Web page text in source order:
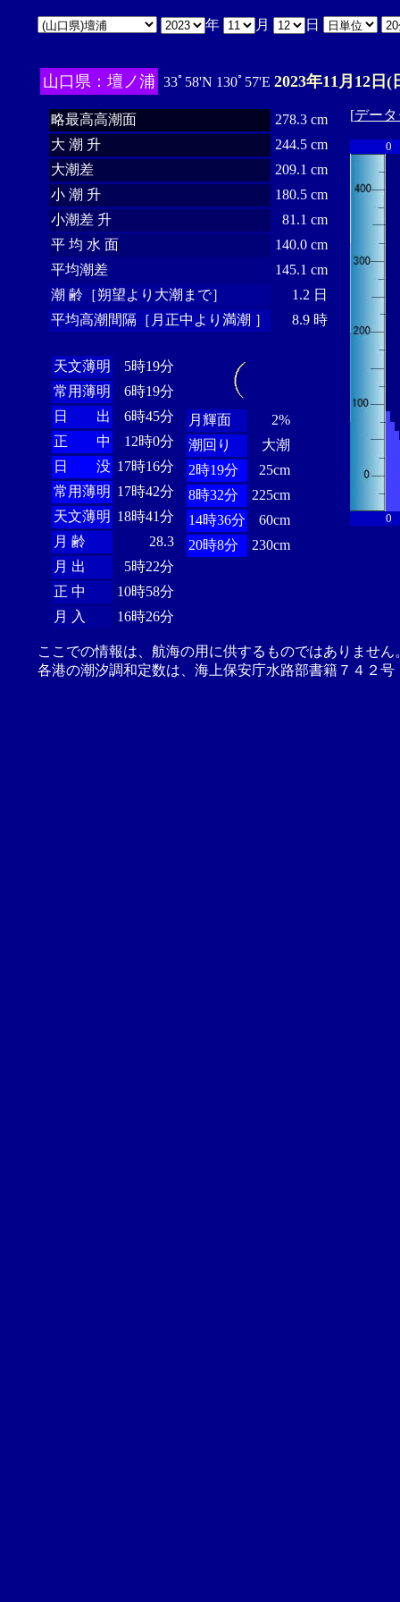
年 月 日
山口県：壇ノ浦 33ﾟ58'N 130ﾟ57'E 2023年11月12日(
略最高高潮面
278.3 cm
大 潮 升
244.5 cm
大潮差
209.1 cm
小 潮 升
180.5 cm
小潮差 升
81.1 cm
平 均 水 面
140.0 cm
平均潮差
145.1 cm
潮 齢［朔望より大潮まで］
1.2 日
平均高潮間隔［月正中より満潮 ］
8.9 時
天文薄明
5時19分
常用薄明
6時19分
日 出
6時45分
正 中
12時0分
日 没 17時16分
常用薄明 17時42分
天文薄明 18時41分
月 齢
28.3
月 出
5時22分
正 中
10時58分
月 入
16時26分
月輝面
2%
潮回り
大潮
2時19分
25cm
8時32分
225cm
14時36分
60cm
20時8分
230cm
[デー
0
0
ここでの情報は、航海の用に供するものではありませ
各港の潮汐調和定数は、海上保安庁水路部書籍７４２